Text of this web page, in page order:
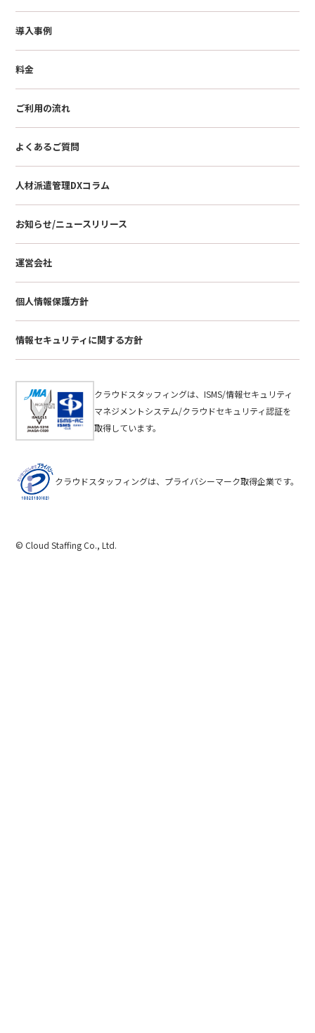
導入事例
料金
ご利用の流れ
よくあるご質問
人材派遣管理DXコラム
お知らせ/ニュースリリース
運営会社
個人情報保護方針
情報セキュリティに関する方針
クラウドスタッフィングは、ISMS/情報セキュリティ
マネジメントシステム/クラウドセキュリティ認証を
取得しています。
クラウドスタッフィングは、プライバシーマーク取得企業です。
© Cloud Staffing Co., Ltd.